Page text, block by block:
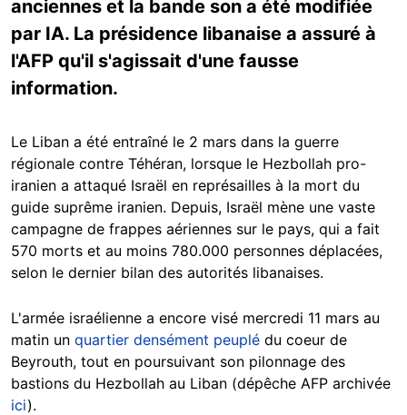
anciennes et la bande son a été modifiée
par IA. La présidence libanaise a assuré à
l'AFP qu'il s'agissait d'une fausse
information.
Le Liban a été entraîné le 2 mars dans la guerre
régionale contre Téhéran, lorsque le Hezbollah pro-
iranien a attaqué Israël en représailles à la mort du
guide suprême iranien. Depuis, Israël mène une vaste
campagne de frappes aériennes sur le pays, qui a fait
570 morts et au moins 780.000 personnes déplacées,
selon le dernier bilan des autorités libanaises.
L'armée israélienne a encore visé mercredi 11 mars au
matin un quartier densément peuplé du coeur de
Beyrouth, tout en poursuivant son pilonnage des
bastions du Hezbollah au Liban (dépêche AFP archivée
ici).